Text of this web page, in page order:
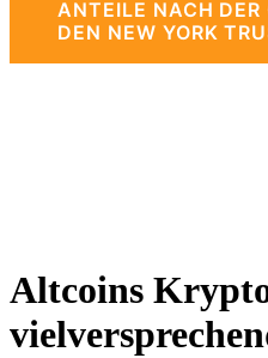
ANTEILE NACH DER
DEN NEW YORK
Altcoins